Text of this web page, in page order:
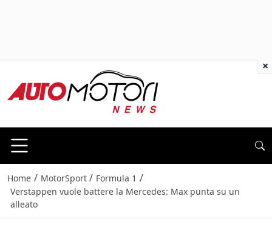
Home / MotorSport / Formula 1 /
Verstappen vuole battere la Mercedes: Max punta su un
alleato
×